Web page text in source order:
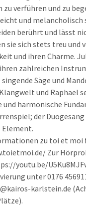
zu verführen und zu
und melancholisch
berührt und lässt
sie sich stets treu und
und ihren Charme.
zahlreichen
Säge und
und Raphael
und harmonische
der Duogesang
Element.
zu toi et moi
Zur
youtu.be/
unter 0176
karlstein.de